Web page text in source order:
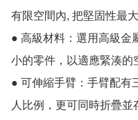
有限空間內, 把堅固性最大
● 高級材料：選用高級金
小的零件，以適應緊湊的
● 可伸縮手臂：手臂配有
人比例，更可同時折疊並